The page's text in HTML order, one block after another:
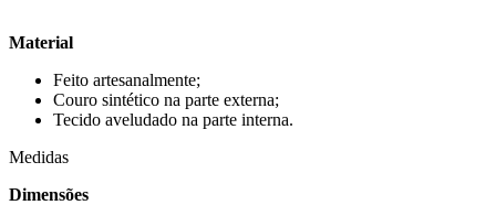
Material
Feito artesanalmente;
Couro sintético na parte externa;
Tecido aveludado na parte interna.
Medidas
Dimensões